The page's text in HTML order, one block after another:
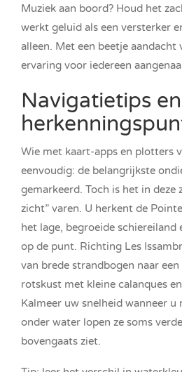
Muziek aan boord? Houd het
werkt geluid als een versterker
alleen. Met een beetje
ervaring voor iedereen
Navigatietips
Wie met kaart-apps en plotters
eenvoudig: de belangrijkste
gemarkeerd. Toch is het in deze
zicht” varen. U herkent de
het lage, begroeide schiereiland
op de punt. Richting Les
van brede strandbogen naar
rotskust met kleine calanques
Kalmeer uw snelheid wanneer u
onder water lopen ze soms
bovengaats ziet.